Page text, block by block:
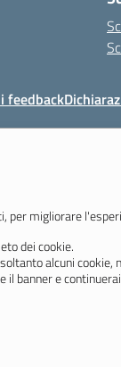
per migliorare
dei cookie.
alcuni cookie,
il banner e
feedback
- Email:
Mercoledì,